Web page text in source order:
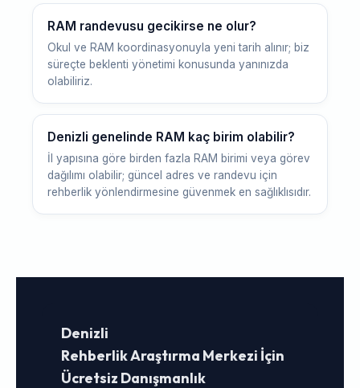
RAM randevusu gecikirse ne olur?
Okul ve RAM koordinasyonuyla yeni tarih alınır; biz
süreçte beklenti yönetimi konusunda yanınızda
olabiliriz.
Denizli genelinde RAM kaç birim olabilir?
İl yapısına göre birden fazla RAM birimi veya görev
dağılımı olabilir; güncel adres ve randevu için
rehberlik yönlendirmesine güvenmek en sağlıklısıdır.
Denizli
Rehberlik Araştırma Merkezi İçin
Ücretsiz Danışmanlık